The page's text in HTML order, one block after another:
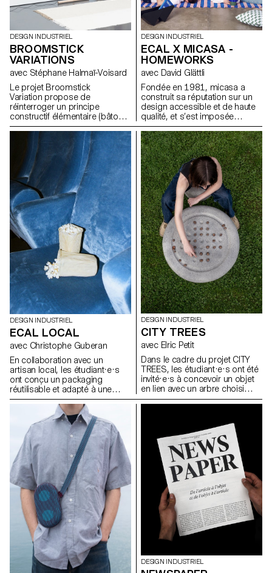
DESIGN INDUSTRIEL
BROOMSTICK
VARIATIONS
avec Stéphane Halmaï-Voisard
Le projet Broomstick
Variation propose de
réinterroger un principe
constructif élémentaire (bâtons,
assemblages visibles, structure
modulable) et d’explorer son
potentiel pour générer de
nouveaux objets et mobiliers
adaptés à des usages
contemporains. L’objectif est
de comprendre comment cette
logique de conception, pensée
comme accessible et
économique, peut être
actualisée face aux enjeux de
durabilité, de fonctionnalité et
d’esthétique.
DESIGN INDUSTRIEL
ECAL X MICASA -
HOMEWORKS
avec David Glättli
Fondée en 1981, micasa a
construit sa réputation sur un
design accessible et de haute
qualité, et s’est imposée
comme leader en Suisse.
Fidèle à une approche du
design démocratique, pensée
pour s’intégrer naturellement au
quotidien, l’entreprise s’est
associée à l'ECAL pour
développer HOMEWORKS, une
collection limitée invitant une
nouvelle génération à repenser
la manière dont les espaces de
vie se façonnent et la façon
dont le design peut devenir une
présence active et porteuse de
sens dans les usages de tous
les jours.
DESIGN INDUSTRIEL
ECAL LOCAL
avec Christophe Guberan
En collaboration avec un
artisan local, les étudiant·e·s
ont conçu un packaging
réutilisable et adapté à une
production en série. Le projet
visait à valoriser un produit
alimentaire du quotidien tout en
répondant aux enjeux actuels
liés au transport, à la durabilité
et à la seconde vie des
emballages. L’intervention
devait être simple, fonctionnelle
et écologique, et proposer un
usage au-delà de la fonction
d’emballage initiale.
DESIGN INDUSTRIEL
CITY TREES
avec Elric Petit
Dans le cadre du projet CITY
TREES, les étudiant·e·s ont été
invité·e·s à concevoir un objet
en lien avec un arbre choisi
dans l’espace urbain
dendrologie, ils ont observé un
arbre existant et imaginé une
intervention discrète,
respectueuse et réversible. Le
projet devait mettre en valeur
les particularités du végétal tout
en s’intégrant dans son
environnement.
DESIGN INDUSTRIEL